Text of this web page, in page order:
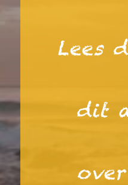
Lees
dit
over